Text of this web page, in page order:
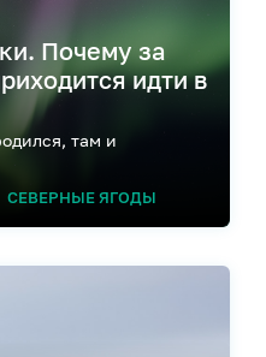
Почему за
идти в
там и
СЕВЕРНЫЕ ЯГОДЫ